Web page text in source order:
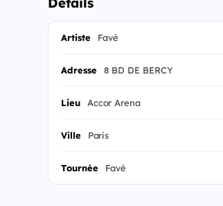
Artiste Favé
Adresse 8 BD DE BERCY
Lieu Accor Arena
Ville Paris
Tournée Favé